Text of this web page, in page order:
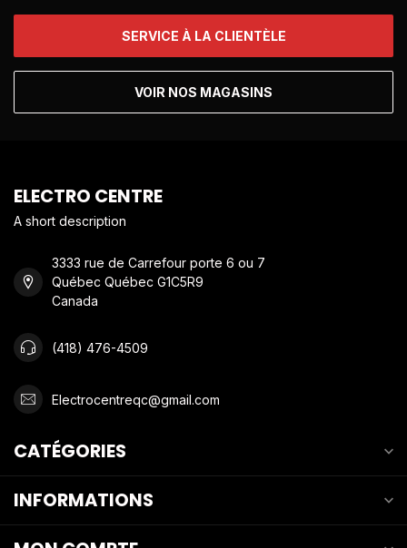
SERVICE À LA CLIENTÈLE
VOIR NOS MAGASINS
ELECTRO CENTRE
A short description
3333 rue de Carrefour porte 6 ou 7
Québec Québec G1C5R9
Canada
(418) 476-4509
Electrocentreqc@gmail.com
CATÉGORIES
INFORMATIONS